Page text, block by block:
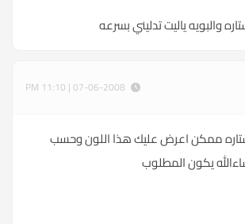
والبويه ياليت تدليني بسرعه
ممكن اعرض عليك هذا اللون وحسب
يكون المطلوب